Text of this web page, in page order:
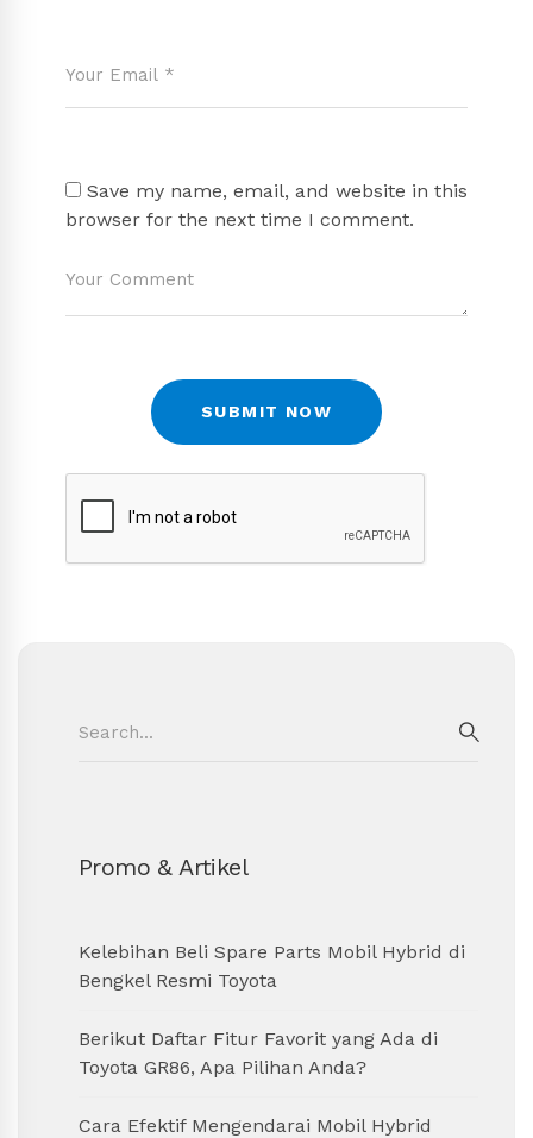
Save my name, email, and website in this
browser for the next time I comment.
for:
Promo & Artikel
Kelebihan Beli Spare Parts Mobil Hybrid di
Bengkel Resmi Toyota
Berikut Daftar Fitur Favorit yang Ada di
Toyota GR86, Apa Pilihan Anda?
Cara Efektif Mengendarai Mobil Hybrid